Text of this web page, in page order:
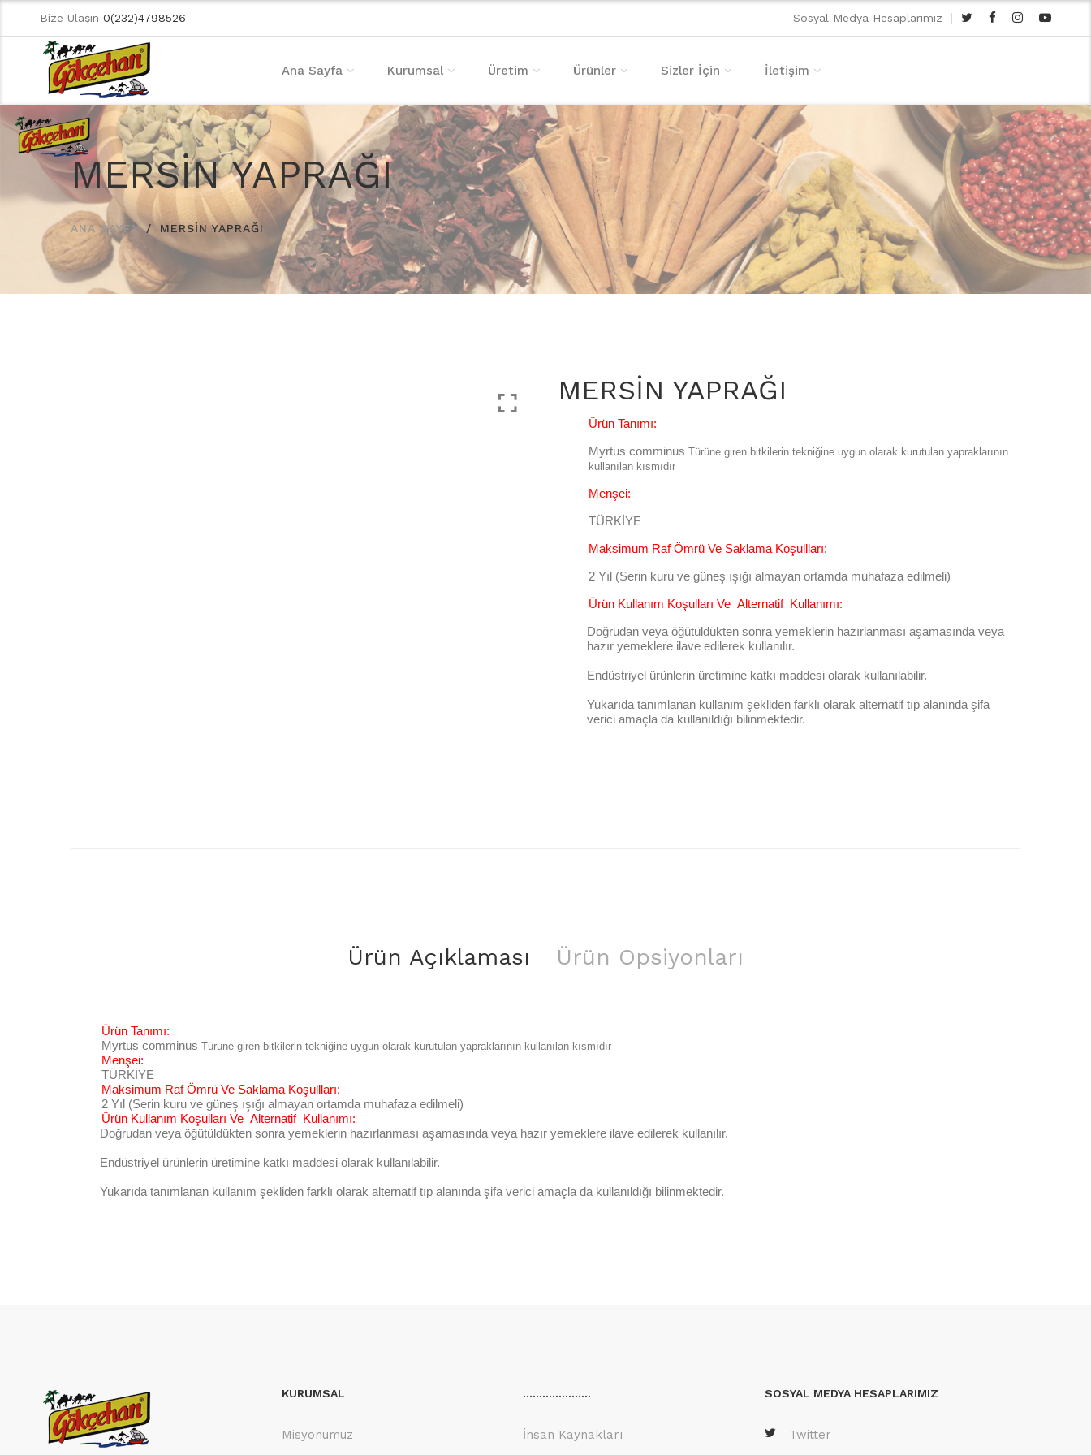
Bize Ulaşın 0(232)4798526 Sosyal Medya Hesaplarımız |
Ana Sayfa Kurumsal Üretim Ürünler Sizler İçin İletişim
MERSİN YAPRAĞI
ANA SAYFA MERSİN YAPRAĞI
MERSİN YAPRAĞI
Ürün Tanımı:
Myrtus comminus Türüne giren bitkilerin tekniğine uygun olarak kurutulan yapraklarının
kullanılan kısmıdır
Menşei:
TÜRKİYE
Maksimum Raf Ömrü Ve Saklama Koşullları:
2 Yıl (Serin kuru ve güneş ışığı almayan ortamda muhafaza edilmeli)
Ürün Kullanım Koşulları Ve Alternatif Kullanımı:
Doğrudan veya öğütüldükten sonra yemeklerin hazırlanması aşamasında veya
hazır yemeklere ilave edilerek kullanılır.
Endüstriyel ürünlerin üretimine katkı maddesi olarak kullanılabilir.
Yukarıda tanımlanan kullanım şekliden farklı olarak alternatif tıp alanında şifa
verici amaçla da kullanıldığı bilinmektedir.
Ürün Açıklaması Ürün Opsiyonları
Ürün Tanımı:
Myrtus comminus Türüne giren bitkilerin tekniğine uygun olarak kurutulan yapraklarının kullanılan kısmıdır
Menşei:
TÜRKİYE
Maksimum Raf Ömrü Ve Saklama Koşullları:
2 Yıl (Serin kuru ve güneş ışığı almayan ortamda muhafaza edilmeli)
Ürün Kullanım Koşulları Ve Alternatif Kullanımı:
Doğrudan veya öğütüldükten sonra yemeklerin hazırlanması aşamasında veya hazır yemeklere ilave edilerek kullanılır.
Endüstriyel ürünlerin üretimine katkı maddesi olarak kullanılabilir.
Yukarıda tanımlanan kullanım şekliden farklı olarak alternatif tıp alanında şifa verici amaçla da kullanıldığı bilinmektedir.
KURUMSAL
Misyonumuz
.....................
İnsan Kaynakları
SOSYAL MEDYA HESAPLARIMIZ
Twitter